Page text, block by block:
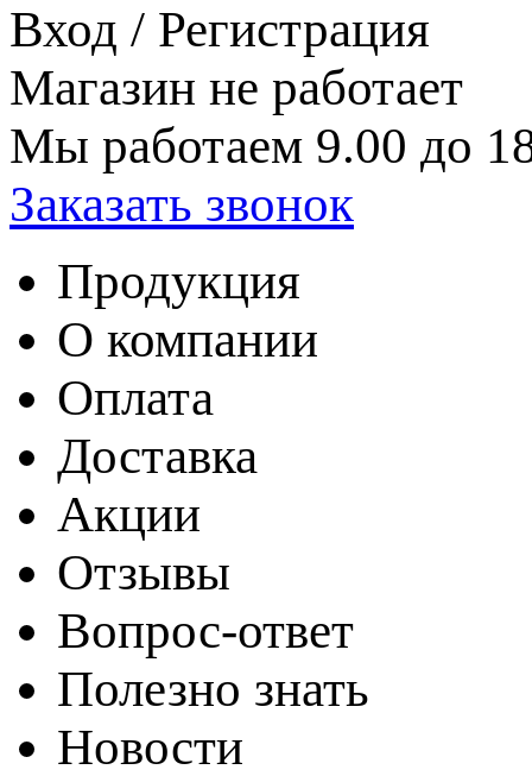
Вход / Регистрация
Магазин не работает
Мы работаем 9.00 до
Заказать звонок
Продукция
О компании
Оплата
Доставка
Акции
Отзывы
Вопрос-ответ
Полезно знать
Новости